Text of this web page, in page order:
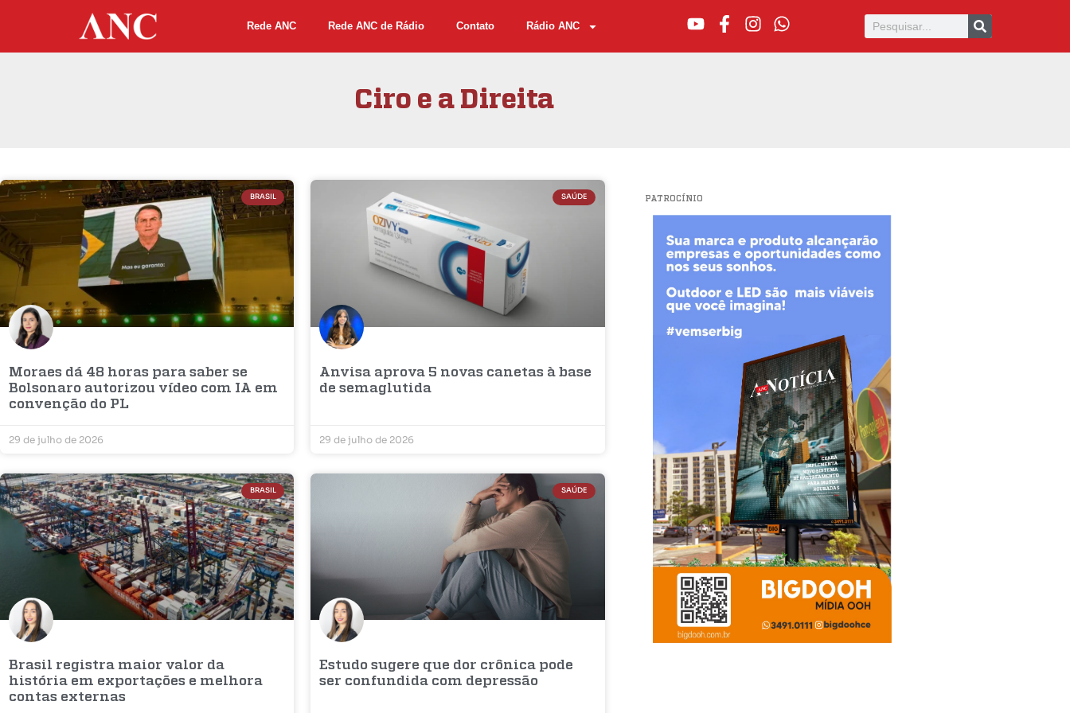
Rede ANC Rede ANC de Rádio Contato Rádio ANC
Ciro e a Direita
BRASIL
Moraes dá 48 horas para saber se
Bolsonaro autorizou vídeo com IA em
convenção do PL
29 de julho de 2026
SAÚDE
Anvisa aprova 5 novas canetas à base
de semaglutida
29 de julho de 2026
BRASIL
Brasil registra maior valor da
história em exportações e melhora
contas externas
SAÚDE
Estudo sugere que dor crônica pode
ser confundida com depressão
PATROCÍNIO